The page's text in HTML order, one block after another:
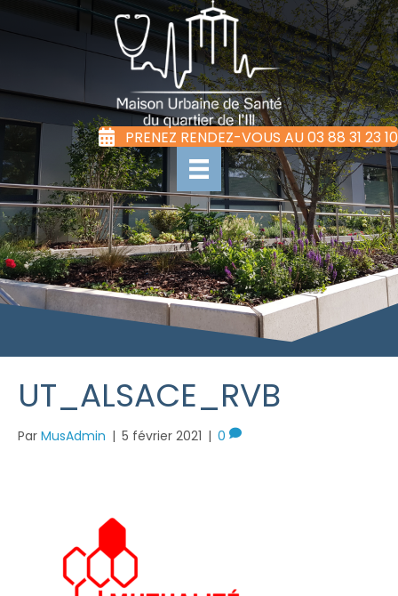
PRENEZ RENDEZ-VOUS AU 03 88 31 23 10
UT_ALSACE_RVB
Par MusAdmin | 5 février 2021 | 0